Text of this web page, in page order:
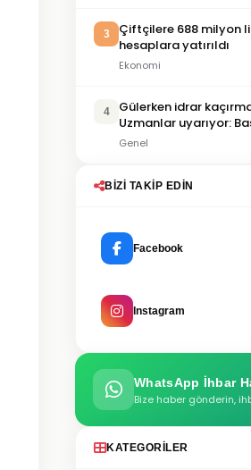
3
Çiftçilere 688 milyon
hesaplara yatırıldı
Ekonomi
4
Gülerken idrar
Uzmanlar uyarıyor:
görülmemeli
Genel
BIZI TAKIP EDIN
Facebook
Instagram
WhatsApp İhbar
Bize haber gönderin,
KATEGORILER